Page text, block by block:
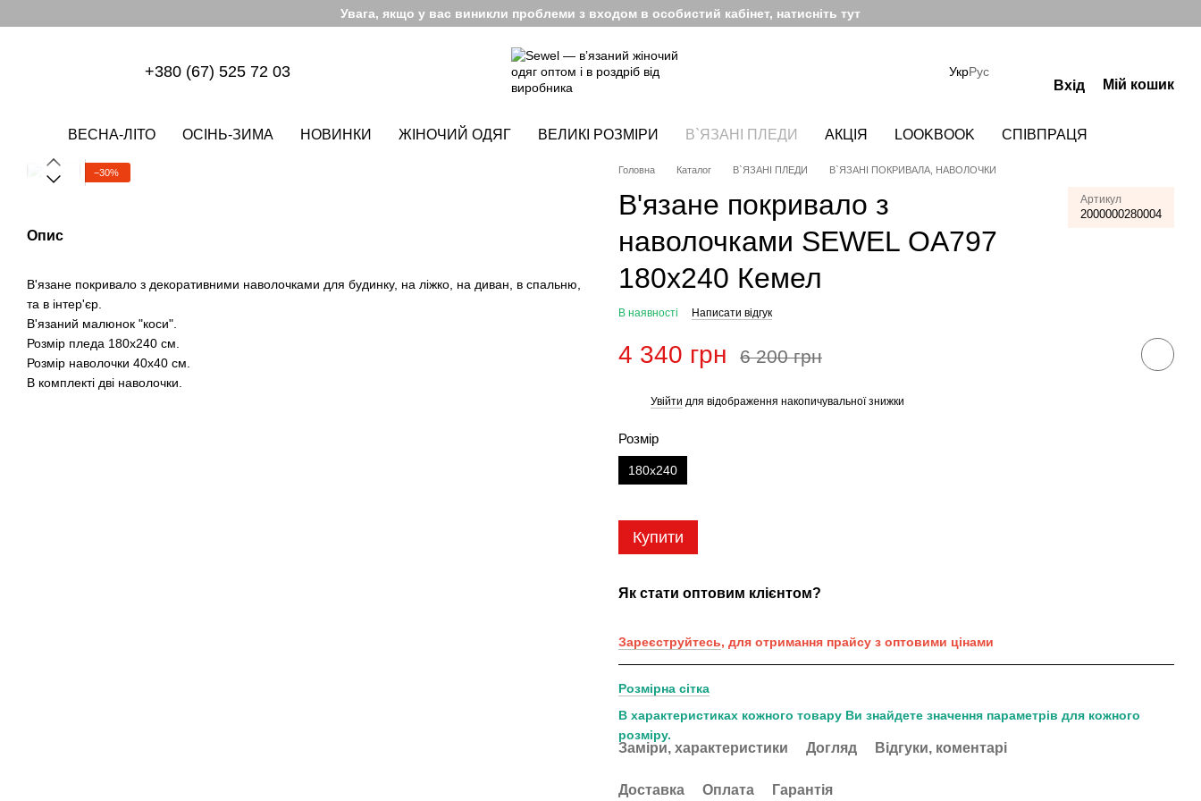
Увага, якщо у вас виникли проблеми з входом в особистий кабінет, натисніть тут
+380 (67) 525 72 03 УкрРус
Вхід Мій кошик
ВЕСНА-ЛІТО ОСІНЬ-ЗИМА НОВИНКИ ЖІНОЧИЙ ОДЯГ ВЕЛИКІ РОЗМІРИ В`ЯЗАНІ ПЛЕДИ АКЦІЯ LOOKBOOK СПІВПРАЦЯ
−30%
Опис
В'язане покривало з декоративними наволочками для будинку, на ліжко, на диван, в спальню,
та в інтер'єр.
В'язаний малюнок "коси".
Розмір пледа 180х240 см.
Розмір наволочки 40x40 см.
В комплекті дві наволочки.
Головна Каталог В`ЯЗАНІ ПЛЕДИ В`ЯЗАНІ ПОКРИВАЛА, НАВОЛОЧКИ
В'язане покривало з
наволочками SEWEL OA797
180х240 Кемел
Артикул
2000000280004
В наявності Написати відгук
4 340 грн 6 200 грн
Увійти для відображення накопичувальної знижки
Розмір
180х240
Купити
Як стати оптовим клієнтом?
Зареєструйтесь, для отримання прайсу з оптовими цінами
Розмірна сітка
В характеристиках кожного товару Ви знайдете значення параметрів для кожного
розміру.
Заміри, характеристики Догляд Відгуки, коментарі
Доставка Оплата Гарантія